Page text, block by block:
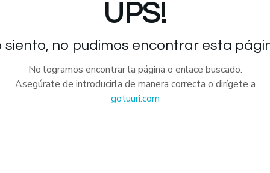
UPS!
siento, no pudimos encontrar esta
No logramos encontrar la página o enlace buscado.
Asegúrate de introducirla de manera correcta o dirígete a
gotuuri.com